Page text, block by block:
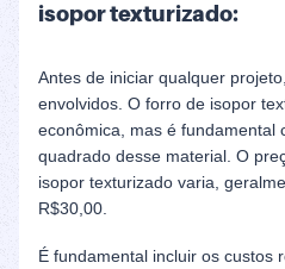
isopor texturizado:
Antes de iniciar qualquer
envolvidos. O forro de isopor
econômica, mas é fundamental
quadrado desse material. O
isopor texturizado varia,
R$30,00.
É fundamental incluir os custos